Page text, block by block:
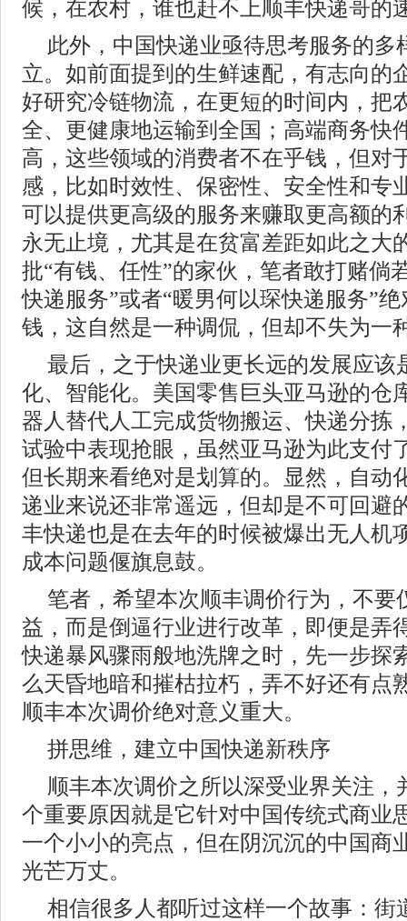
候，在农村，谁也赶不上顺丰快递哥的
此外，中国快递业亟待思考服务的多
立。如前面提到的生鲜速配，有志向的
好研究冷链物流，在更短的时间内，把
全、更健康地运输到全国；高端商务快
高，这些领域的消费者不在乎钱，但对
感，比如时效性、保密性、安全性和专
可以提供更高级的服务来赚取更高额的
永无止境，尤其是在贫富差距如此之大
批“有钱、任性”的家伙，笔者敢打赌倘
快递服务”或者“暖男何以琛快递服务”
钱，这自然是一种调侃，但却不失为一
最后，之于快递业更长远的发展应该
化、智能化。美国零售巨头亚马逊的仓
器人替代人工完成货物搬运、快递分拣
试验中表现抢眼，虽然亚马逊为此支付
但长期来看绝对是划算的。显然，自动
递业来说还非常遥远，但却是不可回避
丰快递也是在去年的时候被爆出无人机
成本问题偃旗息鼓。
笔者，希望本次顺丰调价行为，不要
益，而是倒逼行业进行改革，即便是弄
快递暴风骤雨般地洗牌之时，先一步探
么天昏地暗和摧枯拉朽，弄不好还有点
顺丰本次调价绝对意义重大。
拼思维，建立中国快递新秩序
顺丰本次调价之所以深受业界关注，
个重要原因就是它针对中国传统式商业
一个小小的亮点，但在阴沉沉的中国商
光芒万丈。
相信很多人都听过这样一个故事：街